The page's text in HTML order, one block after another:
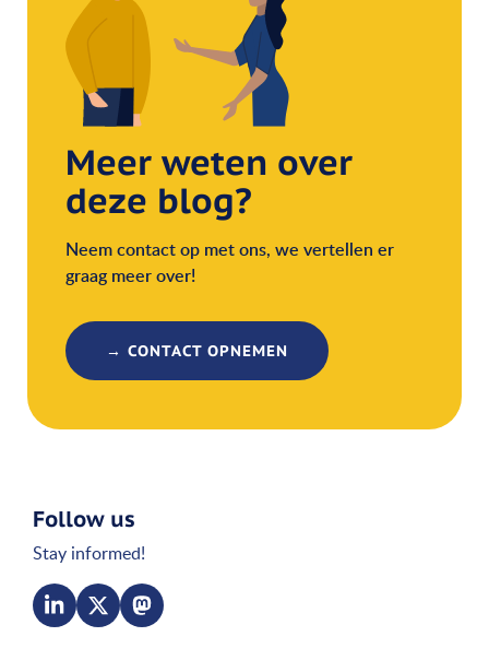
Meer weten over
deze blog?
Neem contact op met ons, we vertellen er
graag meer over!
→ CONTACT OPNEMEN
Follow us
Stay informed!